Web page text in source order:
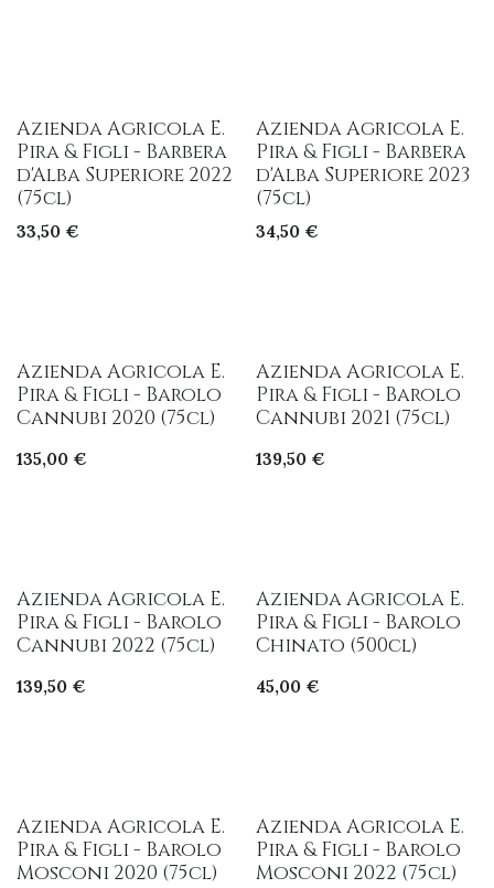
Azienda Agricola E.
Pira & Figli - Barbera
d'Alba Superiore 2022
(75cl)
33,50 €
Azienda Agricola E.
Pira & Figli - Barbera
d'Alba Superiore 2023
(75cl)
34,50€
Azienda Agricola E.
Pira & Figli - Barolo
Cannubi 2020 (75cl)
135,00 €
Azienda Agricola E.
Pira & Figli - Barolo
Cannubi 2021 (75cl)
139,50€
Azienda Agricola E.
Pira & Figli - Barolo
Cannubi 2022 (75cl)
139,50 €
Azienda Agricola E.
Pira & Figli - Barolo
Chinato (500cl)
45,00€
Azienda Agricola E.
Pira & Figli - Barolo
Mosconi 2020 (75cl)
Azienda Agricola E.
Pira & Figli - Barolo
Mosconi 2022 (75cl)